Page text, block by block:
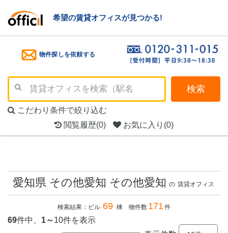
希望の賃貸オフィスが見つかる!
物件探しを依頼する
検索
こだわり条件で絞り込む
閲覧履歴(0) お気に入り (0)
愛知県 その他愛知 その他愛知 の 賃貸オフィス
検索結果：ビル 69 棟 物件数 171件
69件中、 1～10件を表示